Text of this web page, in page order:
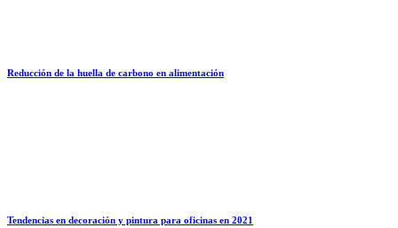
Reducción de la huella de carbono en alimentación
Tendencias en decoración y pintura para oficinas en 2021